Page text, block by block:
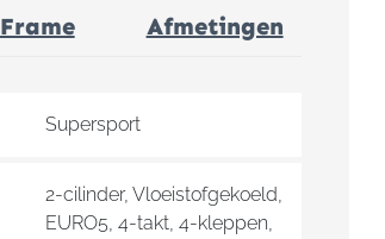
Frame Afmetingen
Supersport
2-cilinder, Vloeistofgekoeld,
EURO5, 4-takt, 4-kleppen,